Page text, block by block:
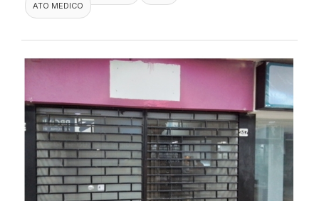
ATO MEDICO